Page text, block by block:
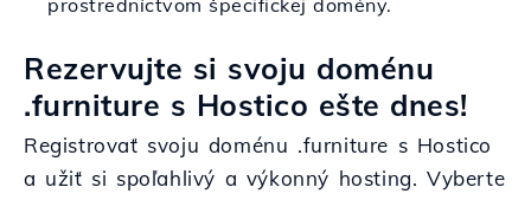
prostredníctvom špecifickej domény.
Rezervujte si svoju doménu
.furniture s Hostico ešte dnes!
Registrovať svoju doménu .furniture s Hostico
a užiť si spoľahlivý a výkonný hosting. Vyberte